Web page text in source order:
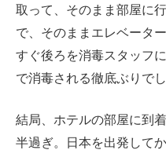
取って、そのまま部屋に
で、そのままエレベータ
すぐ後ろを消毒スタッフ
で消毒される徹底ぶりでし
結局、ホテルの部屋に到
半過ぎ。日本を出発して